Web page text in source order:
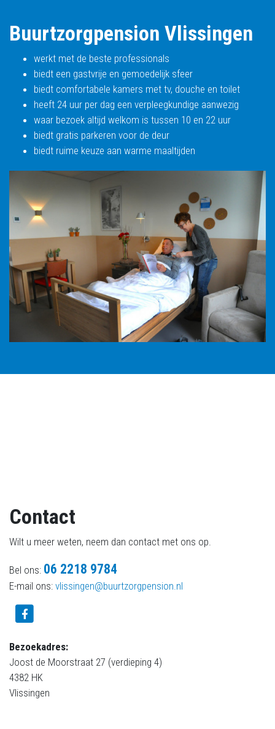
Buurtzorgpension Vlissingen
werkt met de beste professionals
biedt een gastvrije en gemoedelijk sfeer
biedt comfortabele kamers met tv, douche en toilet
heeft 24 uur per dag een verpleegkundige aanwezig
waar bezoek altijd welkom is tussen 10 en 22 uur
biedt gratis parkeren voor de deur
biedt ruime keuze aan warme maaltijden
Contact
Wilt u meer weten, neem dan contact met ons op.
Bel ons: 06 2218 9784
E-mail ons: vlissingen@buurtzorgpension.nl
Bezoekadres:
Joost de Moorstraat 27 (verdieping 4)
4382 HK
Vlissingen